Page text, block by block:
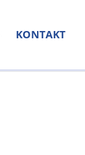
KONTAKT